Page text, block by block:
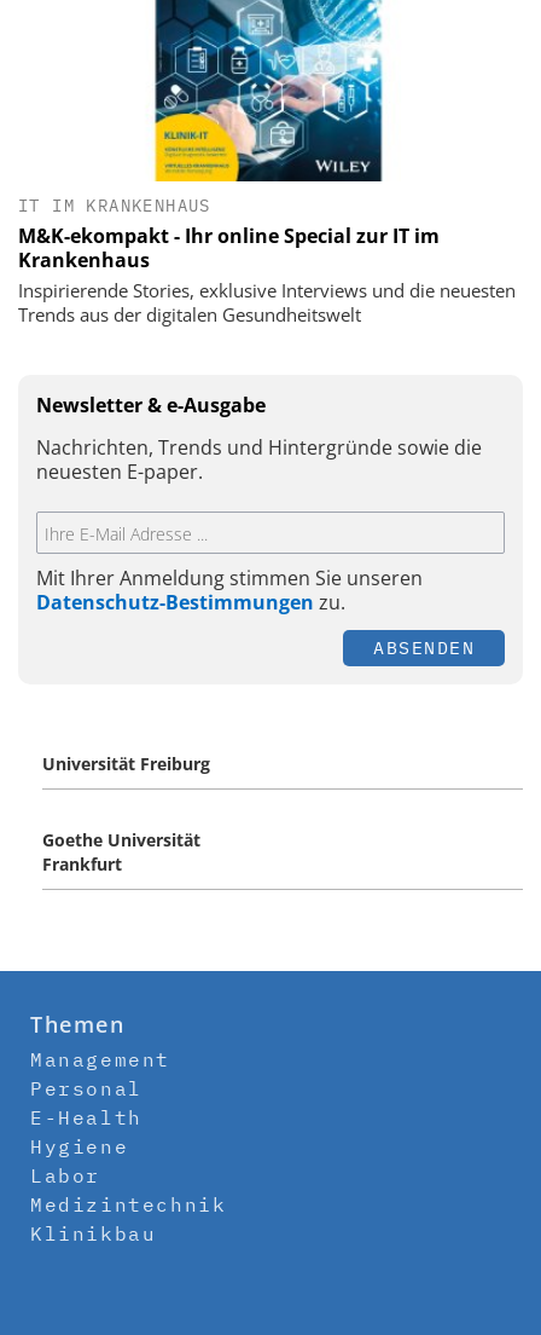
IT IM KRANKENHAUS
M&K-ekompakt - Ihr online Special zur IT im
Krankenhaus
Inspirierende Stories, exklusive Interviews und die neuesten
Trends aus der digitalen Gesundheitswelt
Newsletter & e-Ausgabe
Nachrichten, Trends und Hintergründe sowie die
neuesten E-paper.
Mit Ihrer Anmeldung stimmen Sie unseren
Datenschutz-Bestimmungen zu.
ABSENDEN
Universität Freiburg
Goethe Universität
Frankfurt
Themen
Management
Personal
E-Health
Hygiene
Labor
Medizintechnik
Klinikbau